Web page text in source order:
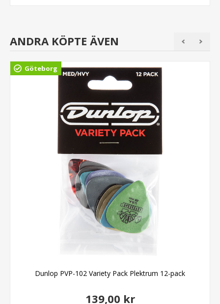
ANDRA KÖPTE ÄVEN
Göteborg
Dunlop PVP-102 Variety Pack Plektrum 12-pack
139,00 kr